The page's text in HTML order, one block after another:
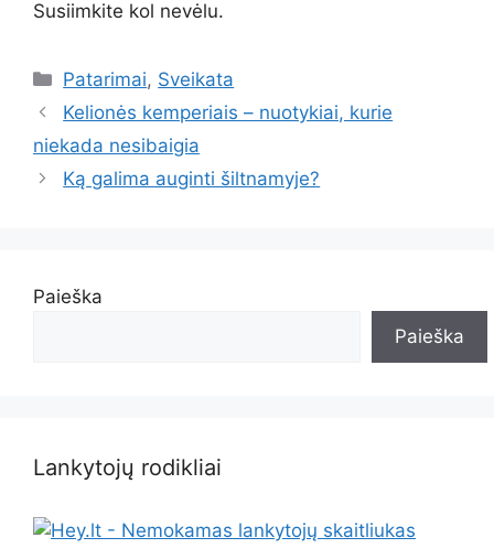
Susiimkite kol nevėlu.
Kategorijos
Patarimai, Sveikata
Kelionės kemperiais – nuotykiai, kurie
niekada nesibaigia
Ką galima auginti šiltnamyje?
Paieška
Paieška
Lankytojų rodikliai